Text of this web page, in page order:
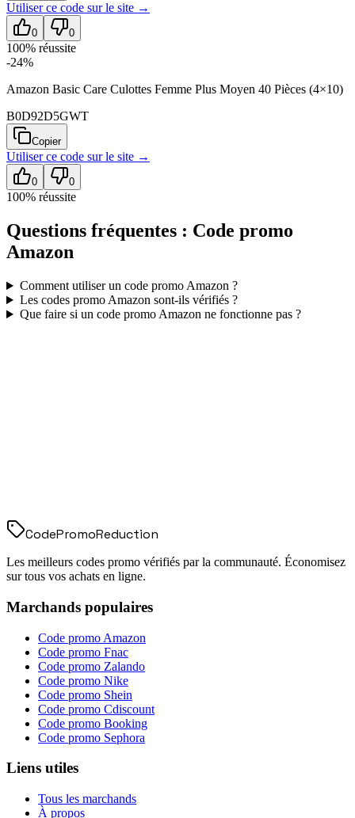
Utiliser ce code surle site →
0 0
100% réussite
-24%
Amazon Basic Care Culottes Femme Plus Moyen 40 Pièces (4×10)
B0D92D5GWT
Copier
Utiliser ce code surle site →
0 0
100% réussite
Questions fréquentes : Code promo
Amazon
Comment utiliser un code promo Amazon ?
Les codes promo Amazon sont-ils vérifiés ?
Que faire si un code promo Amazon ne fonctionne pas ?
CodePromoReduction
Les meilleurs codes promo vérifiés par la communauté. Économisez
sur tous vos achats en ligne.
Marchands populaires
Code promo Amazon
Code promo Fnac
Code promo Zalando
Code promo Nike
Code promo Shein
Code promo Cdiscount
Code promo Booking
Code promo Sephora
Liens utiles
Tous les marchands
À propos